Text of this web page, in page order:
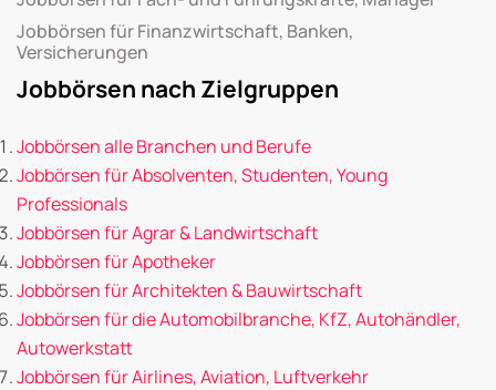
Jobbörsen für Finanzwirtschaft, Banken,
Versicherungen
Jobbörsen nach Zielgruppen
Jobbörsen alle Branchen und Berufe
Jobbörsen für Absolventen, Studenten, Young
Professionals
Jobbörsen für Agrar & Landwirtschaft
Jobbörsen für Apotheker
Jobbörsen für Architekten & Bauwirtschaft
Jobbörsen für die Automobilbranche, KfZ, Autohändler,
Autowerkstatt
Jobbörsen für Airlines, Aviation, Luftverkehr